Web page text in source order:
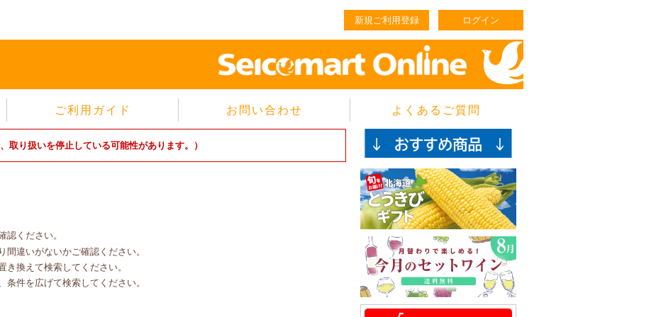
新規ご利用登録 ログイン
ご利用ガイド
当サイトについて
特定商取引法に基づく表示
よくあるご質問
お問い合わせ よくあるご質問
取り扱いを停止している可能性があります。）
認ください。
間違いがないかご確認ください。
き換えて検索してください。
条件を広げて検索してください。